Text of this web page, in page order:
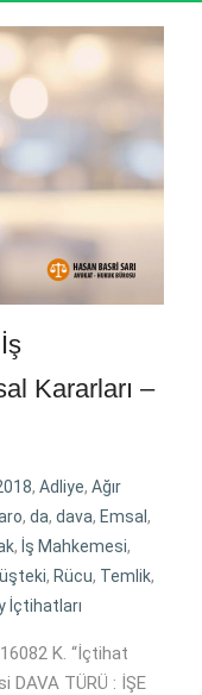
Kararları –
, Adliye, Ağır
, da, dava, Emsal,
, İş Mahkemesi,
, Rücu, Temlik,
İçtihatları
K. “İçtihat
DAVA TÜRÜ : İŞE